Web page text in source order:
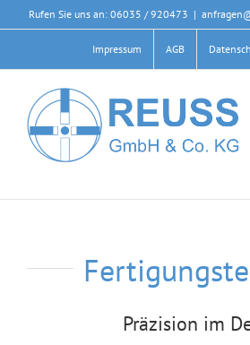
Inhalt
Rufen Sie uns an: 06035 / 920473 |
Impressum AGB
Präzision im